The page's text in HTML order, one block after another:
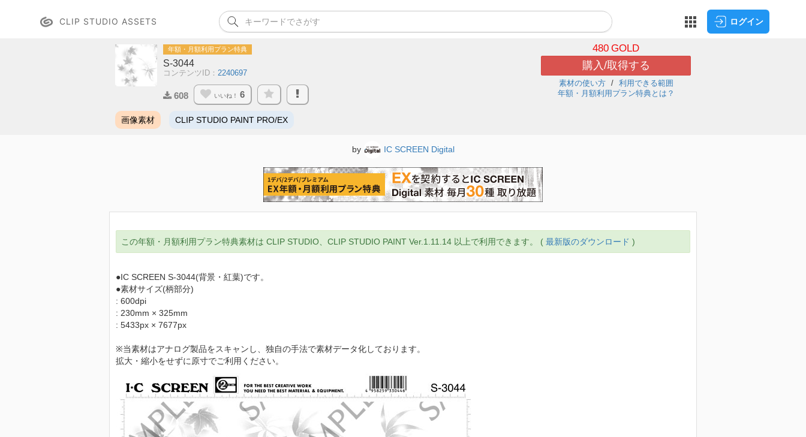
CLIP STUDIO ASSETS ログイン
年額・月額利用プラン特典
S-3044
コンテンツID： 2240697
608 いいね！ 6
480 GOLD
購入/取得する
素材の使い方
利用できる範囲
年額・月額利用プラン特典とは？
画像素材 CLIP STUDIO PAINT PRO/EX
by IC SCREEN Digital
この年額・月額利用プラン特典素材は CLIP STUDIO、CLIP STUDIO PAINT Ver.1.11.14 以上で利用できます。 ( 最新版のダウンロード )
●IC SCREEN S-3044(背景・紅葉)です。
●素材サイズ(柄部分)
: 600dpi
: 230mm × 325mm
: 5433px × 7677px
※当素材はアナログ製品をスキャンし、独自の手法で素材データ化しております。
拡大・縮小をせずに原寸でご利用ください。